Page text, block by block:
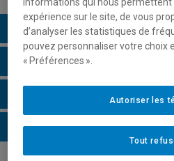
Description du cours
Horaire - Été 2026
Horaire - Automne 2026
Horaire - Hiver 2027
informations qui nous permettent
expérience sur le site, de vous
d’analyser les statistiques de
pouvez personnaliser votre choix
« Préférences ».
Tout
Autoriser les